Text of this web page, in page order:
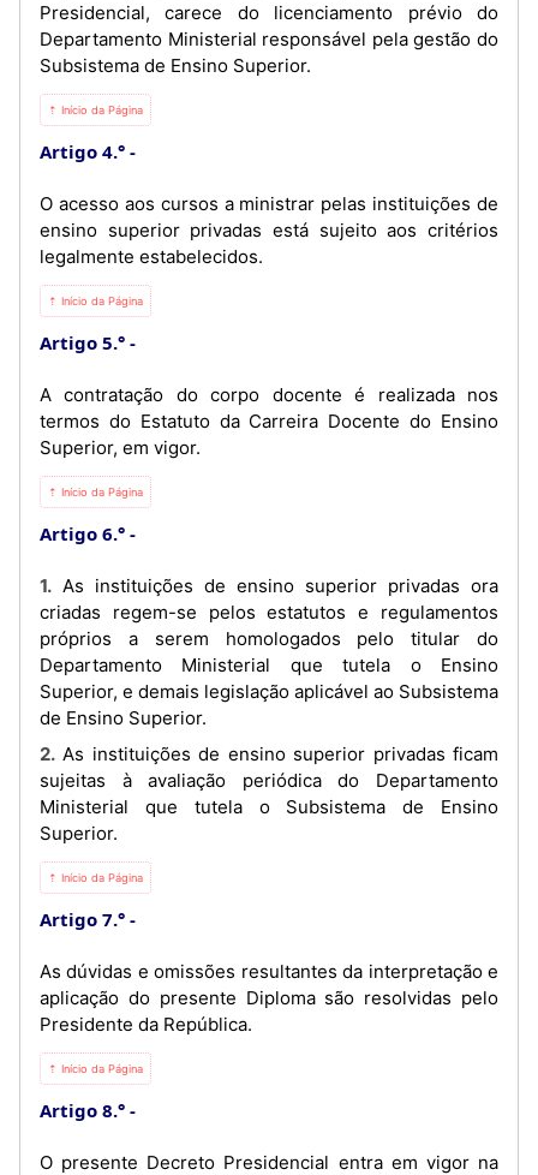
Presidencial, carece do licenciamento prévio do
Departamento Ministerial responsável pela gestão do
Subsistema de Ensino Superior.
⇡ Início da Página
Artigo 4.°
O acesso aos cursos a ministrar pelas instituições de
ensino superior privadas está sujeito aos critérios
legalmente estabelecidos.
⇡ Início da Página
Artigo 5.°
A contratação do corpo docente é realizada nos
termos do Estatuto da Carreira Docente do Ensino
Superior, em vigor.
⇡ Início da Página
Artigo 6.°
1. As instituições de ensino superior privadas ora
criadas regem-se pelos estatutos e regulamentos
próprios a serem homologados pelo titular do
Departamento Ministerial que tutela o Ensino
Superior, e demais legislação aplicável ao Subsistema
de Ensino Superior.
2. As instituições de ensino superior privadas ficam
sujeitas à avaliação periódica do Departamento
Ministerial que tutela o Subsistema de Ensino
Superior.
⇡ Início da Página
Artigo 7.°
As dúvidas e omissões resultantes da interpretação e
aplicação do presente Diploma são resolvidas pelo
Presidente da República.
⇡ Início da Página
Artigo 8.°
O presente Decreto Presidencial entra em vigor na